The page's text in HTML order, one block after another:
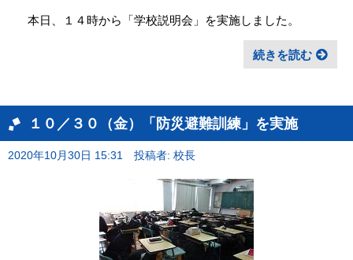
本日、１４時から「学校説明会」を実施しました。
続きを読む
１０／３０（金）「防災避難訓練」を実施
2020年10月30日 15:31 投稿者: 校長